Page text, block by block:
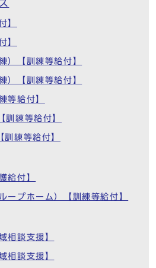
】
】
）【訓練等給付】
）【訓練等給付】
等給付】
訓練等給付】
訓練等給付】
給付】
ープホーム）【訓練等給付】
相談支援】
相談支援】